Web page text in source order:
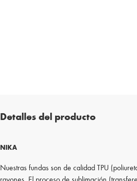
Detalles del producto
NIKA
Nuestras fundas son de calidad TPU
rayones. El proceso de sublimación